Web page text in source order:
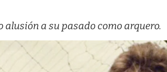
alusión a su pasado como arquero.